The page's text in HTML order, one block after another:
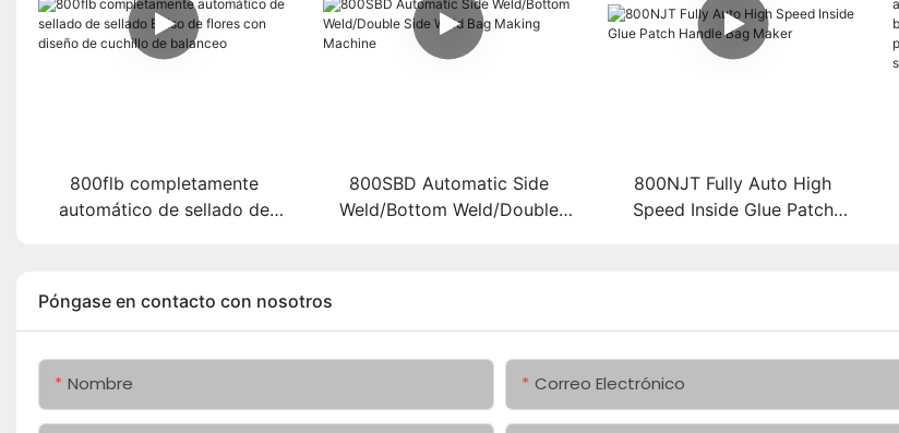
800flb completamente
automático de sellado de
800SBD Automatic Side
Weld/Bottom Weld/Double
800NJT Fully Auto High
Speed Inside Glue Patch
Póngase en contacto con nosotros
Nombre Correo Electrónico